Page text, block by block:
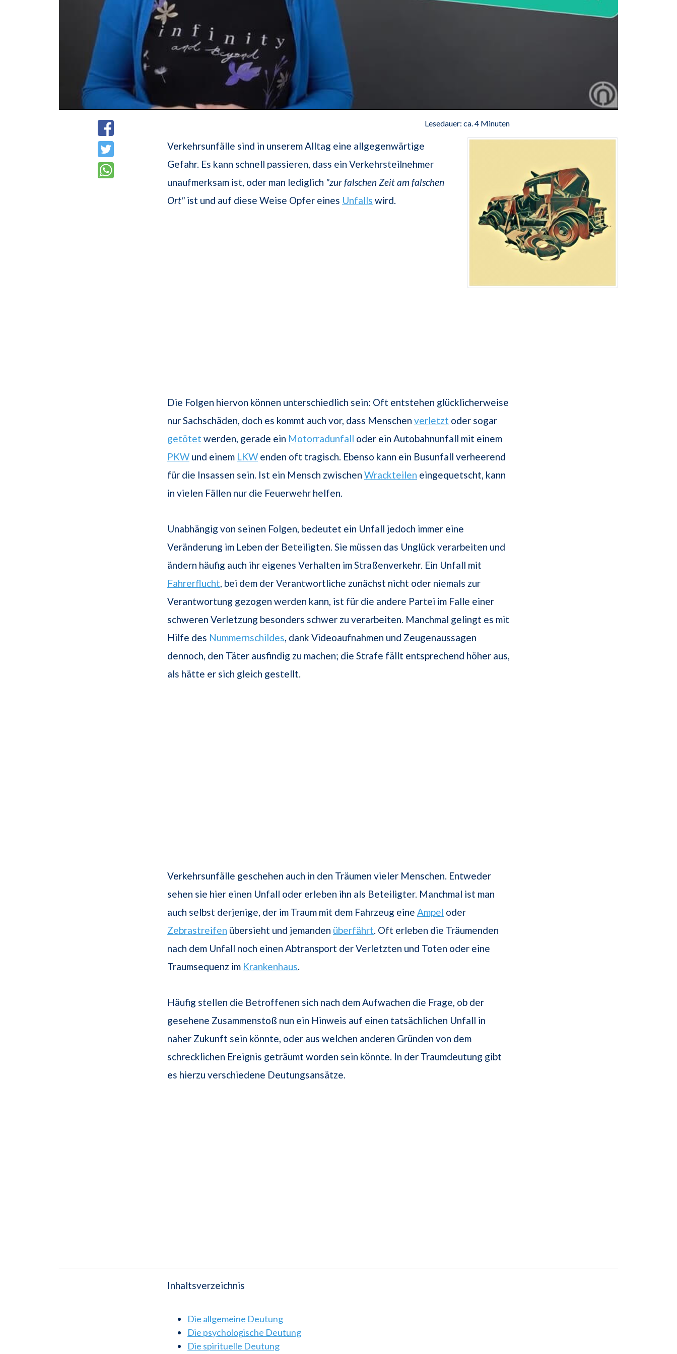
Lesedauer: ca. 4 Minuten
Verkehrsunfälle sind in unserem Alltag eine allgegenwärtige
Gefahr. Es kann schnell passieren, dass ein Verkehrsteilnehmer
unaufmerksam ist, oder man lediglich "zur falschen Zeit am falschen
Ort" ist und auf diese Weise Opfer eines Unfalls wird.
Die Folgen hiervon können unterschiedlich sein: Oft entstehen glücklicherweise
nur Sachschäden, doch es kommt auch vor, dass Menschen verletzt oder sogar
getötet werden, gerade ein Motorradunfall oder ein Autobahnunfall mit einem
PKW und einem LKW enden oft tragisch. Ebenso kann ein Busunfall verheerend
für die Insassen sein. Ist ein Mensch zwischen Wrackteilen eingequetscht, kann
in vielen Fällen nur die Feuerwehr helfen.
Unabhängig von seinen Folgen, bedeutet ein Unfall jedoch immer eine
Veränderung im Leben der Beteiligten. Sie müssen das Unglück verarbeiten und
ändern häufig auch ihr eigenes Verhalten im Straßenverkehr. Ein Unfall mit
Fahrerflucht, bei dem der Verantwortliche zunächst nicht oder niemals zur
Verantwortung gezogen werden kann, ist für die andere Partei im Falle einer
schweren Verletzung besonders schwer zu verarbeiten. Manchmal gelingt es mit
Hilfe des Nummernschildes, dank Videoaufnahmen und Zeugenaussagen
dennoch, den Täter ausfindig zu machen; die Strafe fällt entsprechend höher aus,
als hätte er sich gleich gestellt.
Verkehrsunfälle geschehen auch in den Träumen vieler Menschen. Entweder
sehen sie hier einen Unfall oder erleben ihn als Beteiligter. Manchmal ist man
auch selbst derjenige, der im Traum mit dem Fahrzeug eine Ampel oder
Zebrastreifen übersieht und jemanden überfährt. Oft erleben die Träumenden
nach dem Unfall noch einen Abtransport der Verletzten und Toten oder eine
Traumsequenz im Krankenhaus.
Häufig stellen die Betroffenen sich nach dem Aufwachen die Frage, ob der
gesehene Zusammenstoß nun ein Hinweis auf einen tatsächlichen Unfall in
naher Zukunft sein könnte, oder aus welchen anderen Gründen von dem
schrecklichen Ereignis geträumt worden sein könnte. In der Traumdeutung gibt
es hierzu verschiedene Deutungsansätze.
Inhaltsverzeichnis
Die allgemeine Deutung
Die psychologische Deutung
Die spirituelle Deutung